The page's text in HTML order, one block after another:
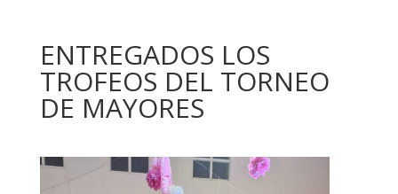
ENTREGADOS LOS
TROFEOS DEL TORNEO
DE MAYORES